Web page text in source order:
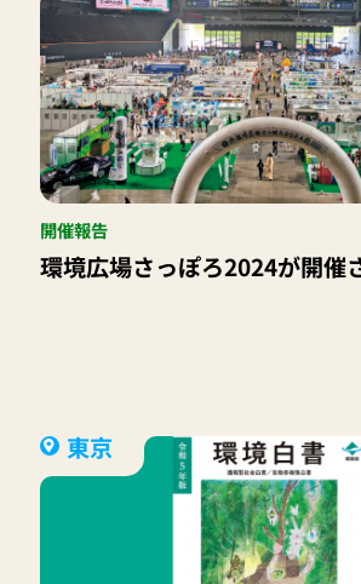
開催報告
環境広場さっぽろ2024が開催
東京